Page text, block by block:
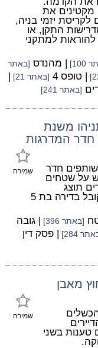
מקטינים את
לקריסת יזמי בניה,
התקן, או
להוראות למתקני
| מהנדס [באתר
| טופס 4 [באתר 21]
|
[באתר 241]
משנת
שמירה
חדר
על שטחים
סביר שדירה בת 2-3 חדרים תוצג
כאילו היא דירה רחבת ידיים בשטח המקובל בדירה בת 5
[באתר 396] | גובה
284] | פסק דין
מאבן
שמירה
הכשלים
טענות בשני